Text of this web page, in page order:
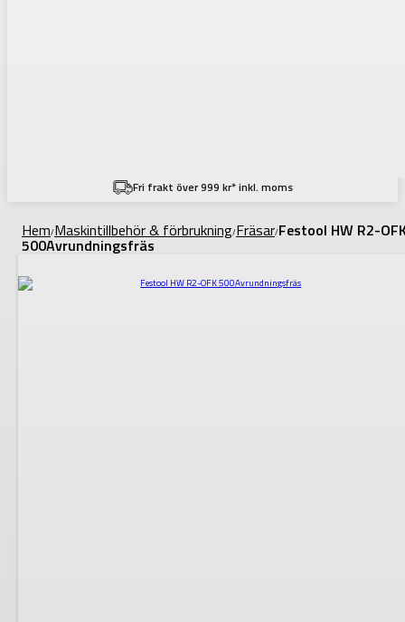
Fri frakt över 999 kr* inkl. moms
Hem/Maskintillbehör & förbrukning/Fräsar/Festool HW R2-
500Avrundningsfräs